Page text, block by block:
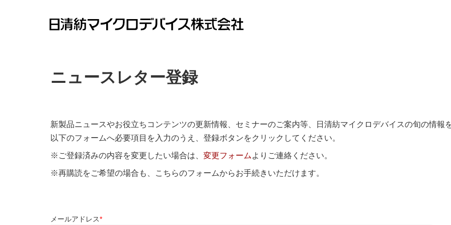
ニュースレター登録
新製品ニュースやお役立ちコンテンツの更新情報、セミナーのご案内等、日清紡マイクロデバイスの旬の情報
以下のフォームへ必要項目を入力のうえ、登録ボタンをクリックしてください。
※ご登録済みの内容を変更したい場合は、 変更フォーム よりご連絡ください。
※再購読をご希望の場合も、こちらのフォームからお手続きいただけます。
メールアドレス*